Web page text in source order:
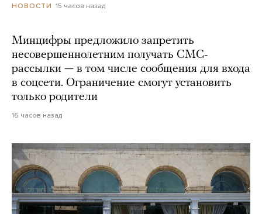
НОВОСТИ 15 часов назад
Минцифры предложило запретить
несовершеннолетним получать СМС-
рассылки — в том числе сообщения для входа
в соцсети. Ограничение смогут установить
только родители
16 часов назад